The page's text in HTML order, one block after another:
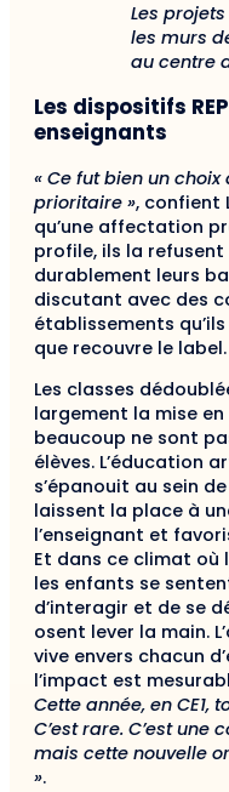
Les
les murs
au centre
Les dispositifs
enseignants
« Ce fut bien un
prioritaire », confient
qu’une affectation
profile, ils la
durablement leurs
discutant avec des
établissements
que recouvre le label.
Les classes
largement la mise
beaucoup ne sont
élèves. L’éducation
s’épanouit au sein
laissent la place à
l’enseignant et
Et dans ce climat
les enfants se
d’interagir et de se
osent lever la main.
vive envers chacun
l’impact est
Cette année, en CE1,
C’est rare. C’est
mais cette nouvelle
».